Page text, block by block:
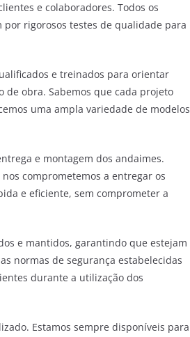
e colaboradores. Todos os
por rigorosos testes de qualidade para
e treinados para orientar
obra. Sabemos que cada projeto
uma ampla variedade de modelos
e montagem dos andaimes.
comprometemos a entregar os
e eficiente, sem comprometer a
e mantidos, garantindo que estejam
normas de segurança estabelecidas
durante a utilização dos
Estamos sempre disponíveis para